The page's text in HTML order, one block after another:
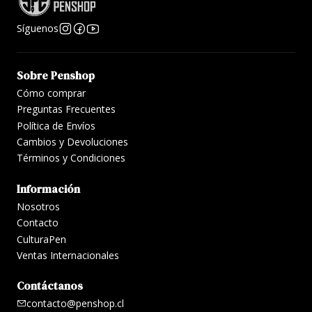
Síguenos
Sobre Penshop
Cómo comprar
Preguntas Frecuentes
Política de Envíos
Cambios y Devoluciones
Términos y Condiciones
Información
Nosotros
Contacto
CulturaPen
Ventas Internacionales
Contáctanos
contacto@penshop.cl